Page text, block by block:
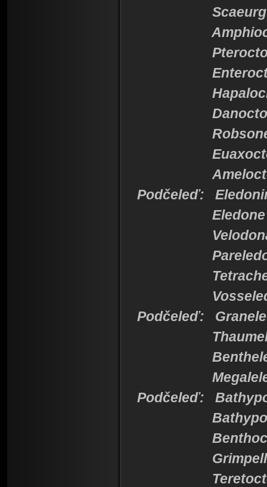
Podčeleď:
Eledone
Podčeleď:
Podčeleď: